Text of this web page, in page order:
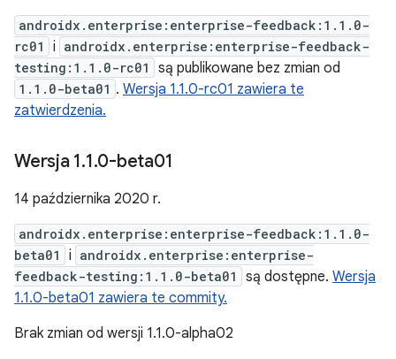
androidx.enterprise:enterprise-feedback:1.1.0-
rc01
i androidx.enterprise:enterprise-feedback-
testing:1.1.0-rc01
są publikowane bez zmian od
1.1.0-beta01 . Wersja 1.1.0-rc01 zawiera te
zatwierdzenia.
Wersja 1.1.0-beta01
14 października 2020 r.
androidx.enterprise:enterprise-feedback:1.1.0-
beta01
i androidx.enterprise:enterprise-
feedback-testing:1.1.0-beta01
są dostępne. Wersja
1.1.0-beta01 zawiera te commity.
Brak zmian od wersji 1.1.0-alpha02